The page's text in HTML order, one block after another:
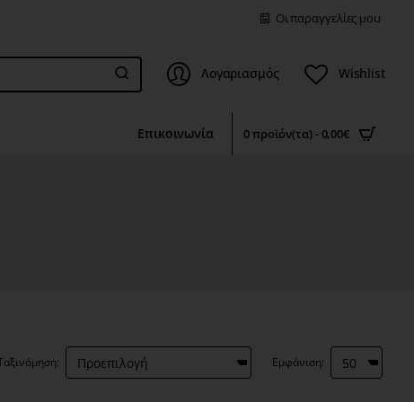
Οι παραγγελίες μου
Λογαριασμός Wishlist
Επικοινωνία 0 προϊόν(τα) - 0,00€
Εμφάνιση: